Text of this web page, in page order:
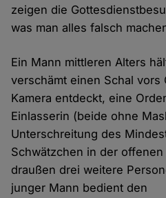
zeigen die
was man alles falsch
Ein Mann mittleren Alters
verschämt einen Schal vors
Kamera entdeckt, eine
Einlasserin (beide ohne
Unterschreitung des
Schwätzchen in der
draußen drei weitere
junger Mann bedient den